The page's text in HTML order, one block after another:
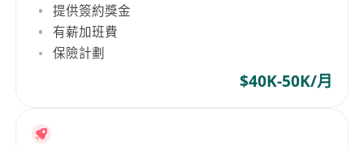
提供簽約獎金
有薪加班費
保險計劃
$40K-50K/月